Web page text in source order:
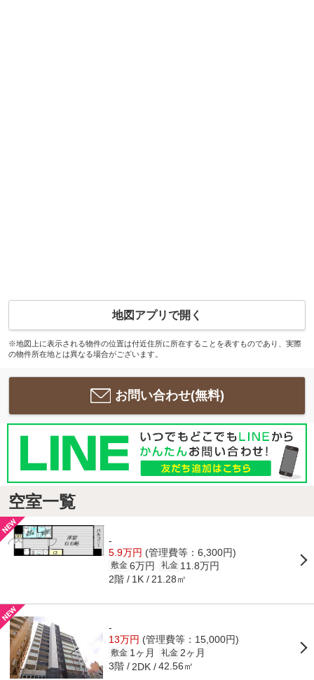
地図アプリで開く
※地図上に表示される物件の位置は付近住所に所在することを表すものであり、実際
の物件所在地とは異なる場合がございます。
お問い合わせ(無料)
空室一覧
-
5.9万円 (管理費等：6,300円)
敷金 6万円 礼金 11.8万円
2階 1K 21.28㎡
-
13万円 (管理費等：15,000円)
敷金 1ヶ月 礼金 2ヶ月
3階 2DK 42.56㎡